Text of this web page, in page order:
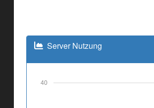
Server Nutzung
40